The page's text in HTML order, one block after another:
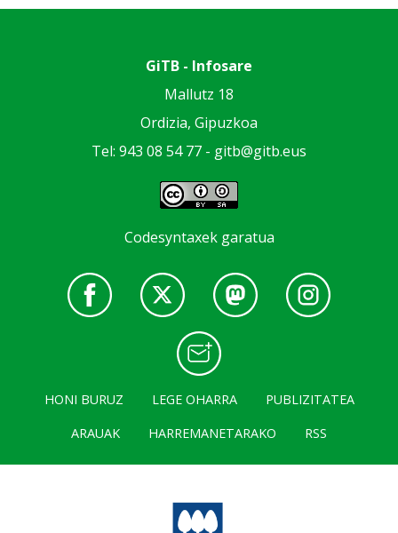
GiTB - Infosare
Mallutz 18
Ordizia, Gipuzkoa
Tel: 943 08 54 77 - gitb@gitb.eus
Codesyntaxek garatua
HONI BURUZ LEGE OHARRA
PUBLIZITATEA
ARAUAK
HARREMANETARAKO RSS